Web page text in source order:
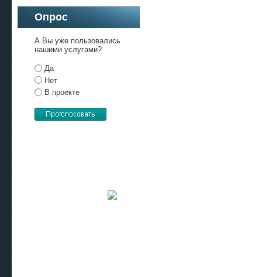
Опрос
А Вы уже пользовались
нашими услугами?
Да
Нет
В проекте